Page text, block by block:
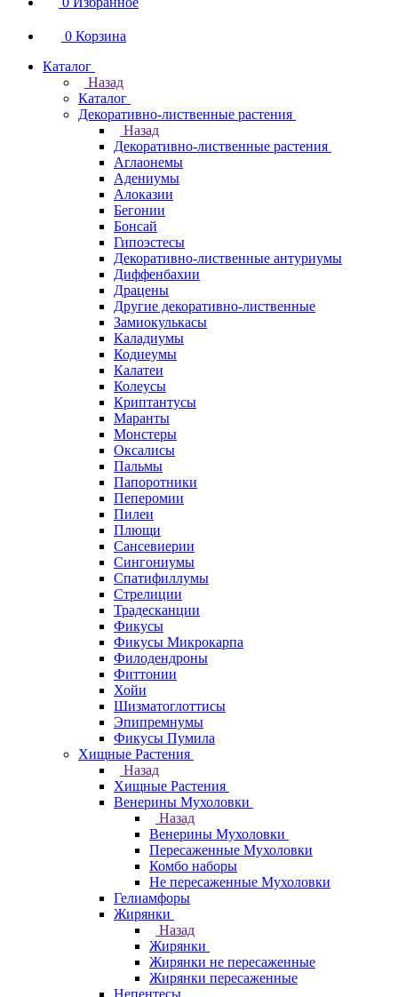
0 Корзина
Каталог
Назад
Каталог
Декоративно-лиственные растения
Назад
Декоративно-лиственные растения
Аглаонемы
Адениумы
Алоказии
Бегонии
Бонсай
Гипоэстесы
Декоративно-лиственные антуриумы
Диффенбахии
Драцены
Другие декоративно-лиственные
Замиокулькасы
Каладиумы
Кодиеумы
Калатеи
Колеусы
Криптантусы
Маранты
Монстеры
Оксалисы
Пальмы
Папоротники
Пеперомии
Пилеи
Плющи
Сансевиерии
Сингониумы
Спатифиллумы
Стрелиции
Традесканции
Фикусы
Фикусы Микрокарпа
Филодендроны
Фиттонии
Хойи
Шизматоглоттисы
Эпипремнумы
Фикусы Пумила
Хищные Растения
Назад
Хищные Растения
Венерины Мухоловки
Назад
Венерины Мухоловки
Пересаженные Мухоловки
Комбо наборы
Не пересаженные Мухоловки
Гелиамфоры
Жирянки
Назад
Жирянки
Жирянки не пересаженные
Жирянки пересаженные
Непентесы